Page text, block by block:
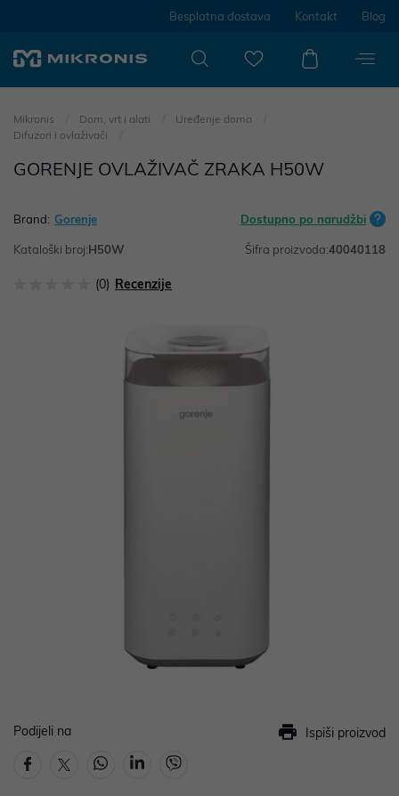
Besplatna dostava Kontakt Blog
Mikronis Dom, vrt i alati
Uređenje doma
Difuzori i ovlaživači
GORENJE OVLAŽIVAČ ZRAKA H50W
Brand: Gorenje Dostupno po narudžbi
Kataloški broj:H50W Šifra proizvoda:40040118
(0) Recenzije
Podijeli na Ispiši proizvod